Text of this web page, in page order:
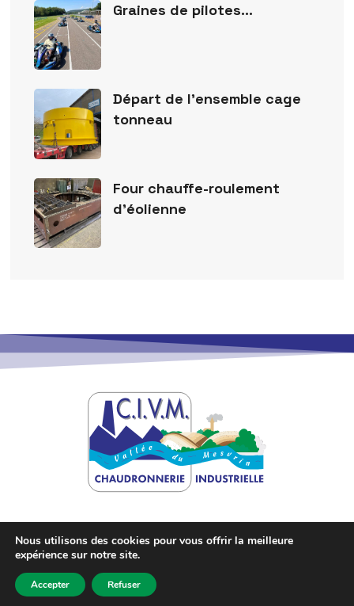
Graines de pilotes…
Départ de l’ensemble cage
tonneau
Four chauffe-roulement
d’éolienne
©2026Site créé par
Mentions légales
Nous utilisons des cookies pour vous offrir la meilleure
expérience sur notre site.
Accepter Refuser